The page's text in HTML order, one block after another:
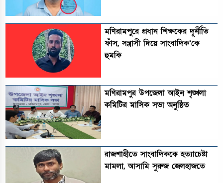
মণিরামপুরে প্রধান শিক্ষকের দূর্নীতি
ফাঁস, সন্ত্রাসী দিয়ে সাংবাদিক’কে
হুমকি
মণিরামপুর উপজেলা আইন শৃঙ্খলা
কমিটির মাসিক সভা অনুষ্ঠিত‎‎
রাজশাহীতে সাংবাদিককে হত্যাচেষ্টা
মামলা, আসামি সুরুজ জেলহাজতে